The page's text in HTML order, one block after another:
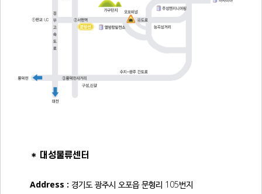
＊ 대성물류센터
Address : 경기도 광주시 오포읍 문형리 105번지